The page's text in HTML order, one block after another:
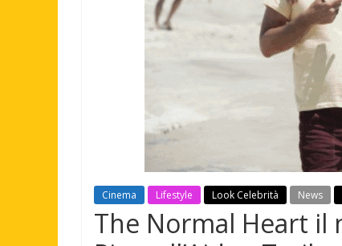
Cinema Lifestyle Look Celebrità News
The Normal Heart